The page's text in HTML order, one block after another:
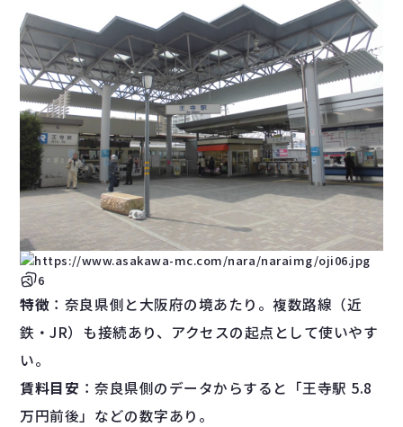
6
特徴 ：奈良県側と大阪府の境あたり。複数路線（近
鉄・JR）も接続あり、アクセスの起点として使いやす
い。
賃料目安 ：奈良県側のデータからすると「王寺駅 5.8
万円前後」などの数字あり。